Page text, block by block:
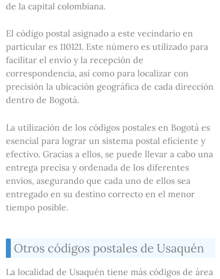
de la capital colombiana.
El código postal asignado a este vecindario en
particular es 110121. Este número es utilizado para
facilitar el envío y la recepción de
correspondencia, así como para localizar con
precisión la ubicación geográfica de cada dirección
dentro de Bogotá.
La utilización de los códigos postales en Bogotá es
esencial para lograr un sistema postal eficiente y
efectivo. Gracias a ellos, se puede llevar a cabo una
entrega precisa y ordenada de los diferentes
envíos, asegurando que cada uno de ellos sea
entregado en su destino correcto en el menor
tiempo posible.
Otros códigos postales de Usaquén
La localidad de Usaquén tiene más códigos de área